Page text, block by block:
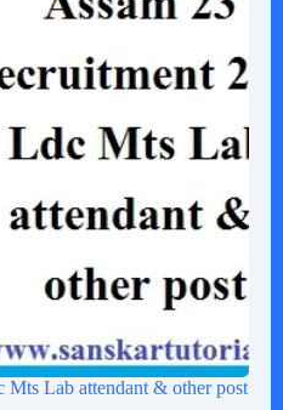
Mts Lab attendant & other post